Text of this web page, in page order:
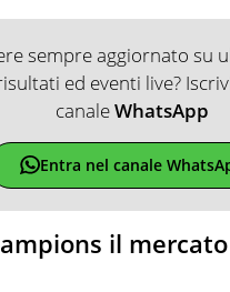
sempre aggiornato su
ed eventi live?
canaleWhatsApp
Entra nel canale
il